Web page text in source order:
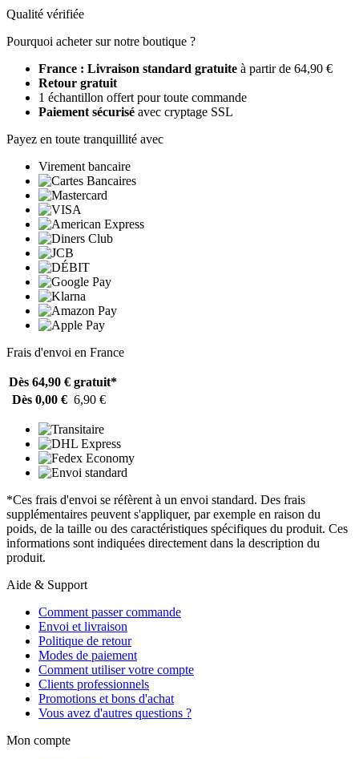
Qualité vérifiée
Pourquoi acheter sur notre boutique ?
France : Livraison standard gratuite à partir de 64,90 €
Retour gratuit
1 échantillon offert pour toute commande
Paiement sécurisé avec cryptage SSL
Payez en toute tranquillité avec
Virement bancaire
Frais d'envoi en France
Dès 64,90 € gratuit*
Dès 0,00 € 6,90 €
*Ces frais d'envoi se réfèrent à un envoi standard. Des frais
supplémentaires peuvent s'appliquer, par exemple en raison du
poids, de la taille ou des caractéristiques spécifiques du produit. Ces
informations sont indiquées directement dans la description du
produit.
Aide & Support
Comment passer commande
Envoi et livraison
Politique de retour
Modes de paiement
Comment utiliser votre compte
Clients professionnels
Promotions et bons d'achat
Vous avez d'autres questions ?
Mon compte